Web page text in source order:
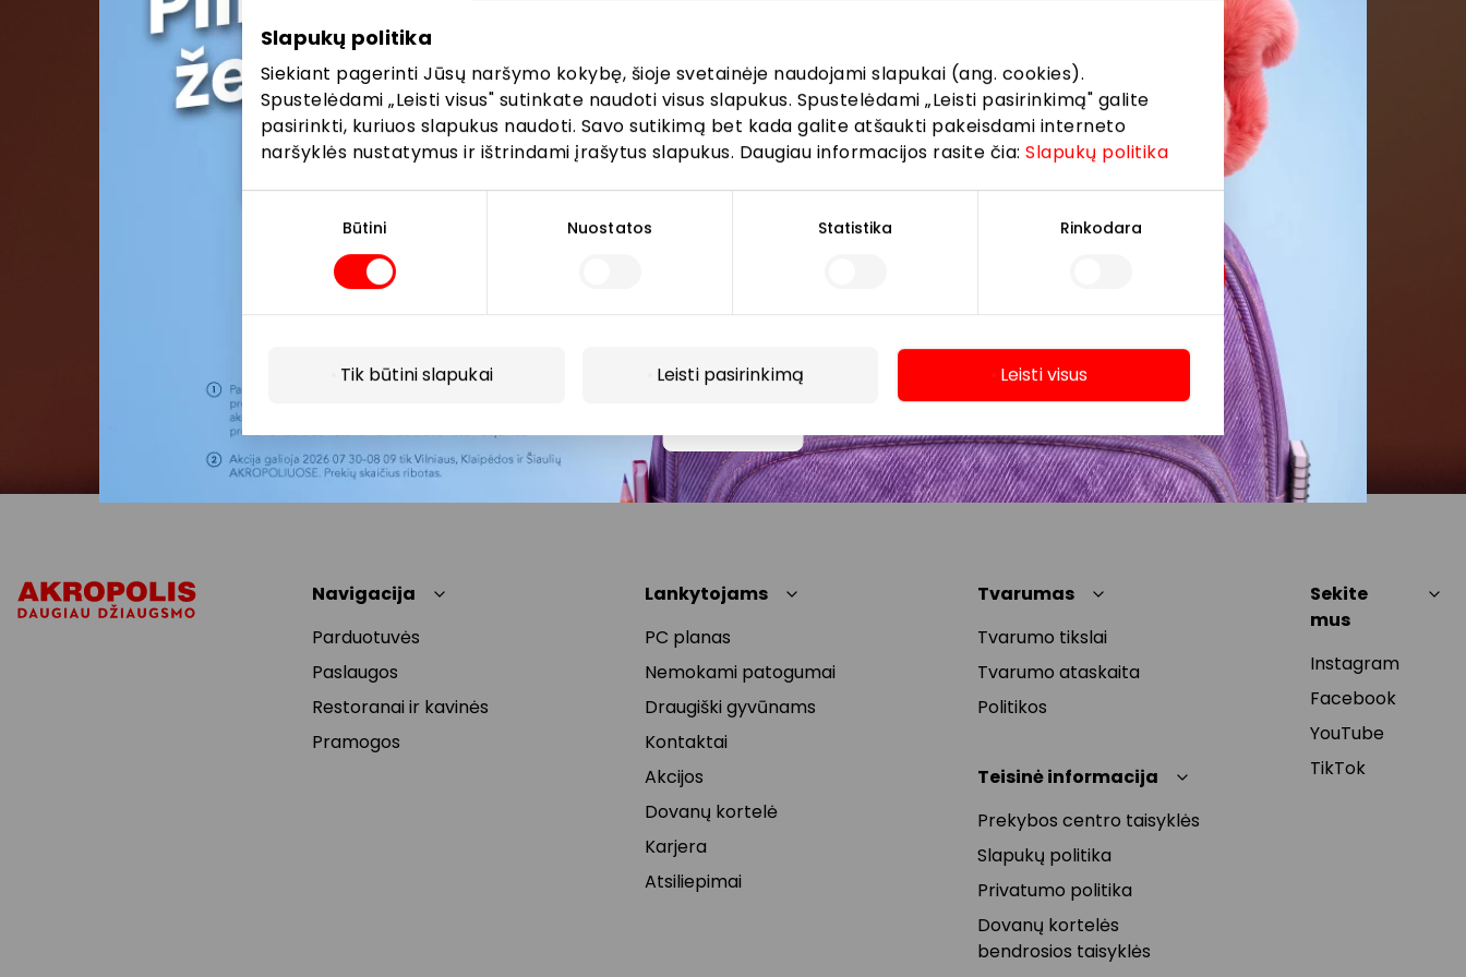
Slapukų politika
Siekiant pagerinti Jūsų naršymo kokybę, šioje svetainėje naudojami slapukai (ang. cookies).
Spustelėdami „Leisti visus" sutinkate naudoti visus slapukus. Spustelėdami „Leisti pasirinkimą" galite
pasirinkti, kuriuos slapukus naudoti. Savo sutikimą bet kada galite atšaukti pakeisdami interneto
naršyklės nustatymus ir ištrindami įrašytus slapukus. Daugiau informacijos rasite čia:Slapukų politika
Būtini Nuostatos Statistika Rinkodara
Tik būtini slapukai Leisti pasirinkimą Leisti visus
Prenumeruoti
Spustelėdamas „Prenumeruoti“ sutinki gauti PPC
siuntimo tikslu. Sutikimą galėsi bet kuriuo metu
naujienlaiškyje arba kreipiantis
privatumas@akropolis.lt.
Navigacija
Parduotuvės
Paslaugos
Restoranai ir kavinės
Pramogos
Lankytojams
PC planas
Nemokami patogumai
Draugiški gyvūnams
Kontaktai
Akcijos
Dovanų kortelė
Karjera
Atsiliepimai
Tvarumas
Tvarumo tikslai
Tvarumo ataskaita
Politikos
Teisinė informacija
Prekybos centro taisyklės
Slapukų politika
Privatumo politika
Dovanų kortelės
bendrosios taisyklės
Sekite
mus
Instagram
Facebook
YouTube
TikTok